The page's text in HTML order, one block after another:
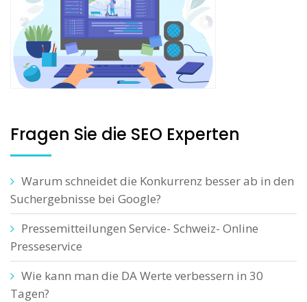
Fragen Sie die SEO Experten
Warum schneidet die Konkurrenz besser ab in den
Suchergebnisse bei Google?
Pressemitteilungen Service- Schweiz- Online
Presseservice
Wie kann man die DA Werte verbessern in 30
Tagen?